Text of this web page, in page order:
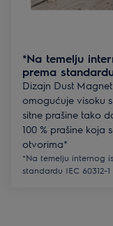
*Na temelju
prema
Dizajn Dust
omogućuje visoku
sitne prašine tako
100 % prašine koja
otvorima*
*Na temelju internog
standardu IEC 60312-1